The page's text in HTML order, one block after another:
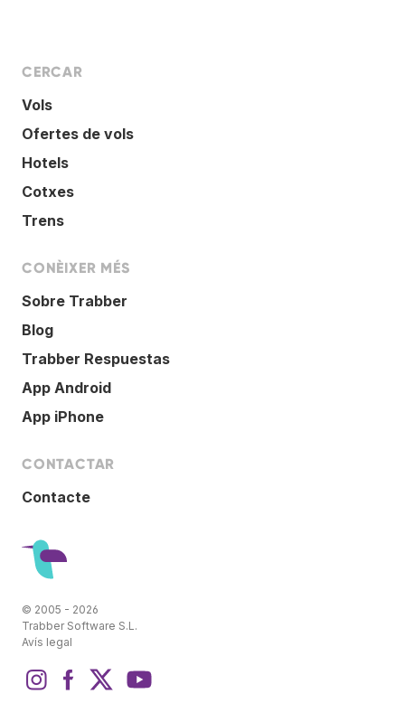
CERCAR
Vols
Ofertes de vols
Hotels
Cotxes
Trens
CONÈIXER MÉS
Sobre Trabber
Blog
Trabber Respuestas
App Android
App iPhone
CONTACTAR
Contacte
© 2005 - 2026
Trabber Software S.L.
Avís legal